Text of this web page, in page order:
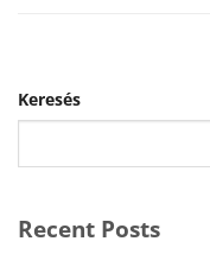
Keresés
Recent Posts